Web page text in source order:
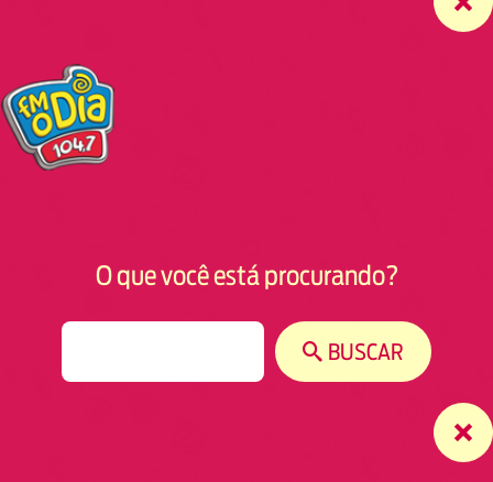
O que você está procurando?
BUSCAR